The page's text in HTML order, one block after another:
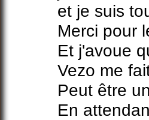
et je suis
Merci pour
Et j'avoue
Vezo me
Peut être
En